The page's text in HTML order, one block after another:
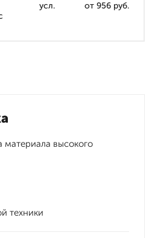
усл. от 956 руб.
материала высокого
техники